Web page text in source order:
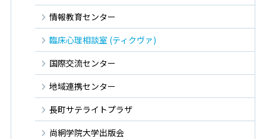
情報教育センター
臨床心理相談室 (ティクヴァ)
国際交流センター
地域連携センター
長町サテライトプラザ
尚絅学院大学出版会